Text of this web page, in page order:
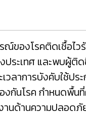
ณ์ของโรคติดเชื้อไว
ระเทศ และพบผู้ติ
วลาการบังคับใช้ป
งกันโรค กำหนดพื้น
งานด้านความปลอด